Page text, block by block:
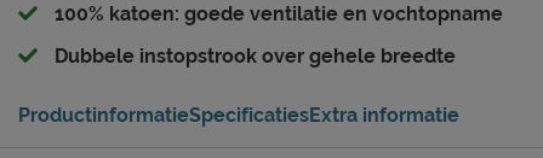
100% katoen: goede ventilatie en vochtopname
Dubbele instopstrook over gehele breedte
ProductinformatieSpecificatiesExtra informatie